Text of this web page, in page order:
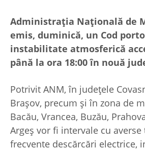
Administraţia Naţională de
emis, duminică, un Cod
instabilitate atmosferică
până la ora 18:00 în nouă
Potrivit ANM, în judeţele
Braşov, precum şi în zona de
Bacău, Vrancea, Buzău,
Argeş vor fi intervale cu averse
frecvente descărcări electrice,